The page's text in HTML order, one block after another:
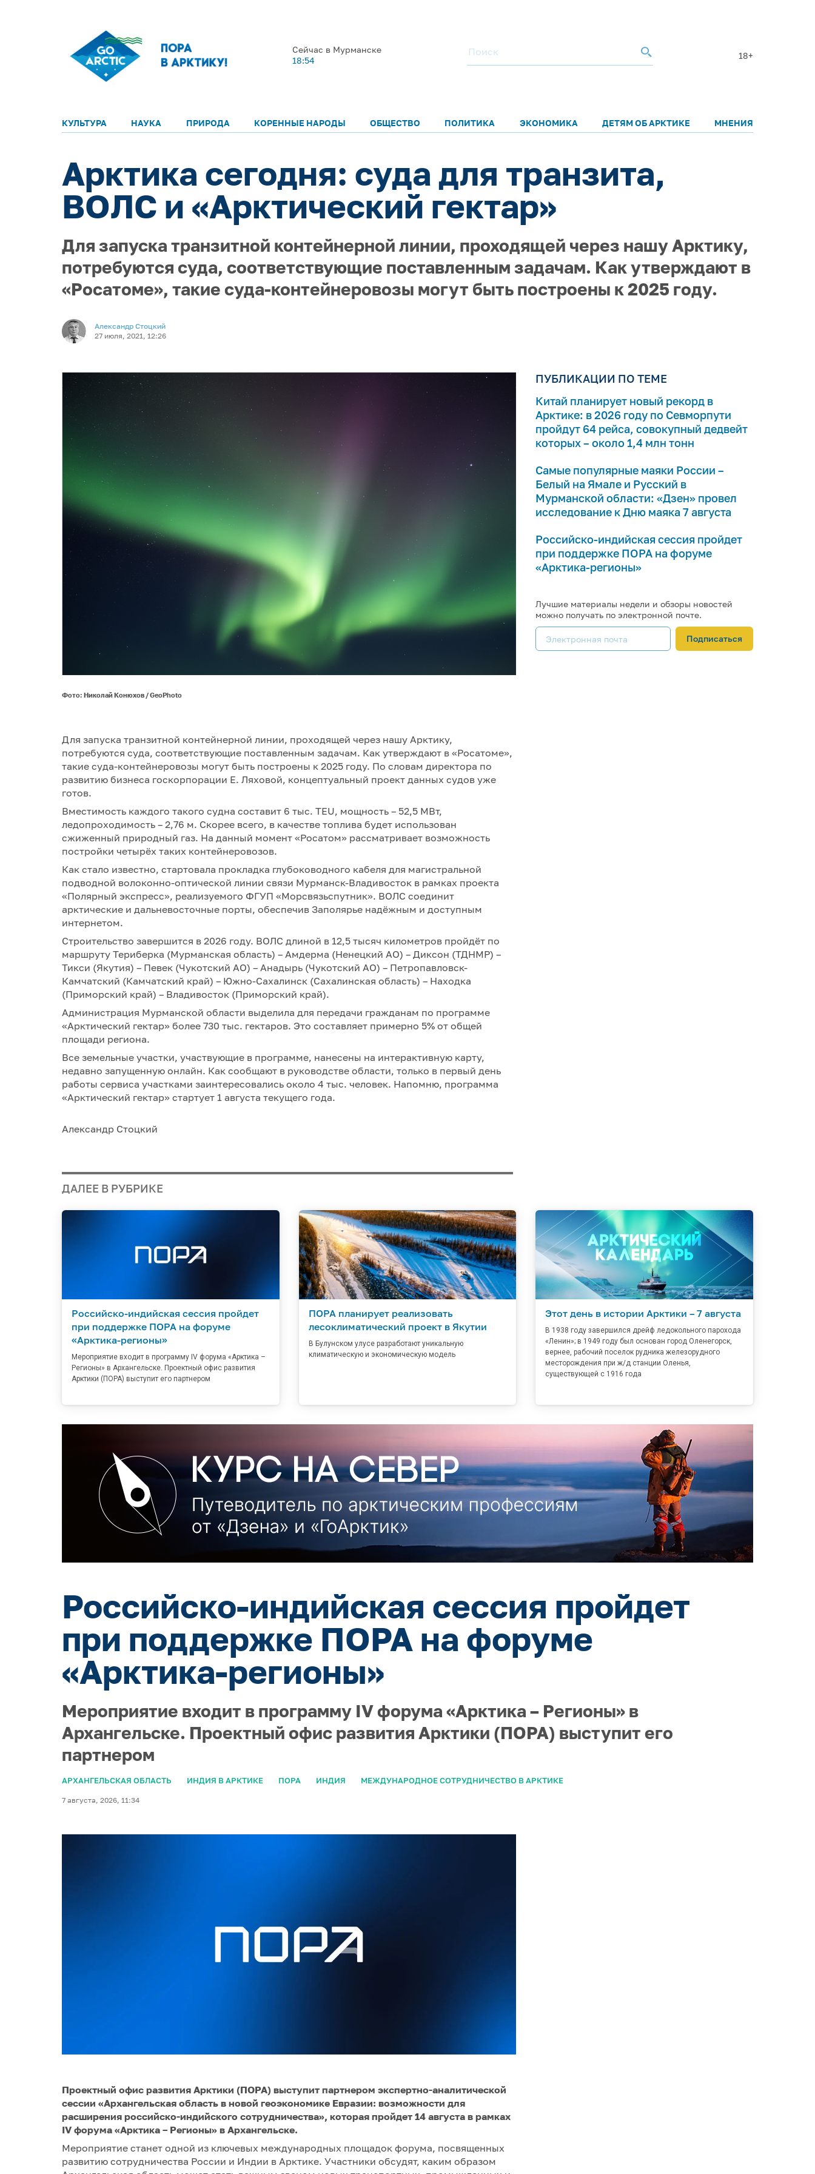
Сейчас в Мурманске
18:54
18+
КУЛЬТУРА НАУКА ПРИРОДА КОРЕННЫЕ НАРОДЫ ОБЩЕСТВО ПОЛИТИКА ЭКОНОМИКА ДЕТЯМ ОБ АРКТИКЕ МНЕНИЯ
Арктика сегодня: суда для транзита,
ВОЛС и «Арктический гектар»
Для запуска транзитной контейнерной линии, проходящей через нашу Арктику,
потребуются суда, соответствующие поставленным задачам. Как утверждают в
«Росатоме», такие суда-контейнеровозы могут быть построены к 2025 году.
Александр Стоцкий
27 июля, 2021, 12:26
Фото: Николай Конюхов / GeoPhoto
Для запуска транзитной контейнерной линии, проходящей через нашу Арктику,
потребуются суда, соответствующие поставленным задачам. Как утверждают в «Росатоме»,
такие суда-контейнеровозы могут быть построены к 2025 году. По словам директора по
развитию бизнеса госкорпорации Е. Ляховой, концептуальный проект данных судов уже
готов.
Вместимость каждого такого судна составит 6 тыс. TEU, мощность – 52,5 МВт,
ледопроходимость – 2,76 м. Скорее всего, в качестве топлива будет использован
сжиженный природный газ. На данный момент «Росатом» рассматривает возможность
постройки четырёх таких контейнеровозов.
Как стало известно, стартовала прокладка глубоководного кабеля для магистральной
подводной волоконно-оптической линии связи Мурманск-Владивосток в рамках проекта
«Полярный экспресс», реализуемого ФГУП «Морсвязьспутник». ВОЛС соединит
арктические и дальневосточные порты, обеспечив Заполярье надёжным и доступным
интернетом.
Строительство завершится в 2026 году. ВОЛС длиной в 12,5 тысяч километров пройдёт по
маршруту Териберка (Мурманская область) – Амдерма (Ненецкий АО) – Диксон (ТДНМР) –
Тикси (Якутия) – Певек (Чукотский АО) – Анадырь (Чукотский АО) – Петропавловск-
Камчатский (Камчатский край) – Южно-Сахалинск (Сахалинская область) – Находка
(Приморский край) – Владивосток (Приморский край).
Администрация Мурманской области выделила для передачи гражданам по программе
«Арктический гектар» более 730 тыс. гектаров. Это составляет примерно 5% от общей
площади региона.
Все земельные участки, участвующие в программе, нанесены на интерактивную карту,
недавно запущенную онлайн. Как сообщают в руководстве области, только в первый день
работы сервиса участками заинтересовались около 4 тыс. человек. Напомню, программа
«Арктический гектар» стартует 1 августа текущего года.
Александр Стоцкий
ПУБЛИКАЦИИ ПО ТЕМЕ
Китай планирует новый рекорд в
Арктике: в 2026 году по Севморпути
пройдут 64 рейса, совокупный дедвейт
которых – около 1,4 млн тонн
Самые популярные маяки России –
Белый на Ямале и Русский в
Мурманской области: «Дзен» провел
исследование к Дню маяка 7 августа
Российско-индийская сессия пройдет
при поддержке ПОРА на форуме
«Арктика-регионы»
Лучшие материалы недели и обзоры новостей
можно получать по электронной почте.
Подписаться
ДАЛЕЕ В РУБРИКЕ
Российско-индийская сессия пройдет
при поддержке ПОРА на форуме
«Арктика-регионы»
Мероприятие входит в программу IV форума «Арктика –
Регионы» в Архангельске. Проектный офис развития
Арктики (ПОРА) выступит его партнером
ПОРА планирует реализовать
лесоклиматический проект в Якутии
В Булунском улусе разработают уникальную
климатическую и экономическую модель
Этот день в истории Арктики – 7 августа
В 1938 году завершился дрейф ледокольного парохода
«Ленин»; в 1949 году был основан город Оленегорск,
вернее, рабочий поселок рудника железорудного
месторождения при ж/д станции Оленья,
существующей с 1916 года
Российско-индийская сессия пройдет
при поддержке ПОРА на форуме
«Арктика-регионы»
Мероприятие входит в программу IV форума «Арктика – Регионы» в
Архангельске. Проектный офис развития Арктики (ПОРА) выступит его
партнером
АРХАНГЕЛЬСКАЯ ОБЛАСТЬ ИНДИЯ В АРКТИКЕ ПОРА ИНДИЯ МЕЖДУНАРОДНОЕ СОТРУДНИЧЕСТВО В АРКТИКЕ
7 августа, 2026, 11:34
Проектный офис развития Арктики (ПОРА) выступит партнером экспертно-аналитической
сессии «Архангельская область в новой геоэкономике Евразии: возможности для
расширения российско-индийского сотрудничества», которая пройдет 14 августа в рамках
IV форума «Арктика – Регионы» в Архангельске.
Мероприятие станет одной из ключевых международных площадок форума, посвященных
развитию сотрудничества России и Индии в Арктике. Участники обсудят, каким образом